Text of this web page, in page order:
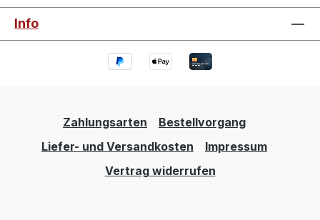
Info
Zahlungsarten
Bestellvorgang
Liefer- und Versandkosten
Impressum
Vertrag widerrufen